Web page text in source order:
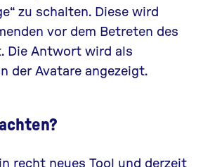
zu schalten. Diese wird
vor dem Betreten des
Die Antwort wird als
der Avatare angezeigt.
recht neues Tool und derzeit